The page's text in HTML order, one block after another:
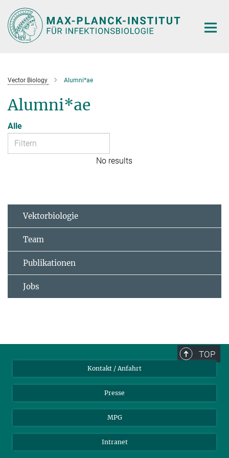
Hauptinhalt
Vector Biology Alumni*ae
Alumni*ae
Alle
No results
Vektorbiologie
Team
Publikationen
Jobs
TOP
Kontakt / Anfahrt
Presse
MPG
Intranet